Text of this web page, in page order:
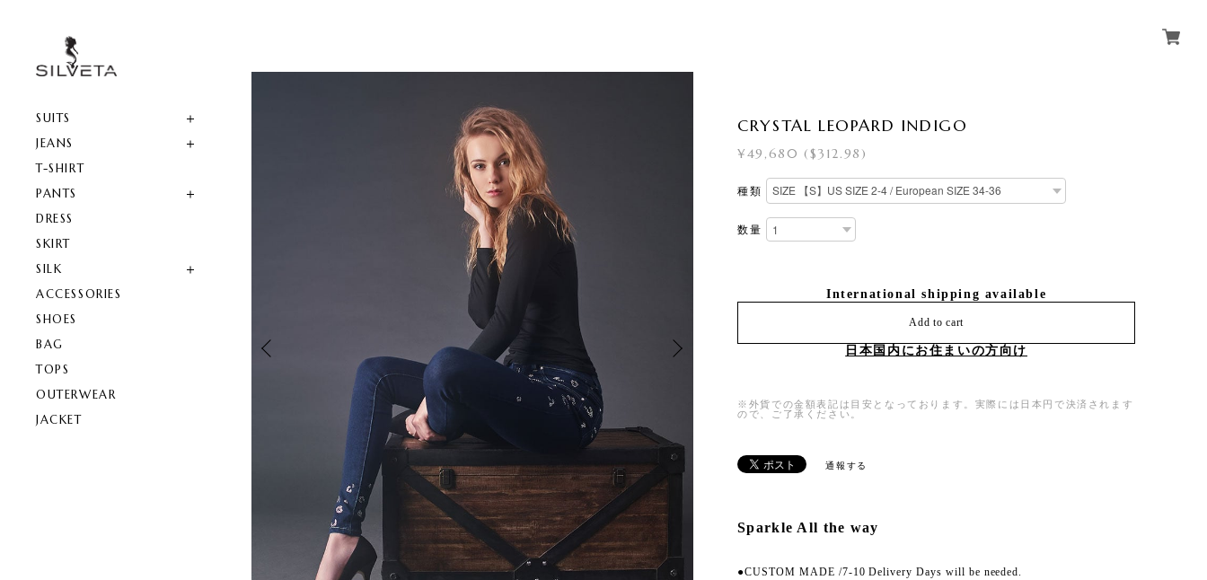
SUITS
JEANS
T-SHIRT
PANTS
DRESS
SKIRT
SILK
ACCESSORIES
SHOES
BAG
TOPS
OUTERWEAR
JACKET
CRYSTAL LEOPARD INDIGO
¥49,680 ($312.98)
種類
数量
International shipping available
Add to cart
日本国内にお住まいの方向け
※外貨での金額表記は目安となっております。実際には日本円で決済されます
ので、ご了承ください。
通報する
Sparkle All the way
●CUSTOM MADE /7-10 Delivery Days will be needed.